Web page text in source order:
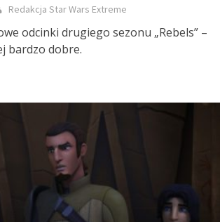
Redakcja Star Wars Extreme
odcinki drugiego sezonu „Rebels” –
bardzo dobre.